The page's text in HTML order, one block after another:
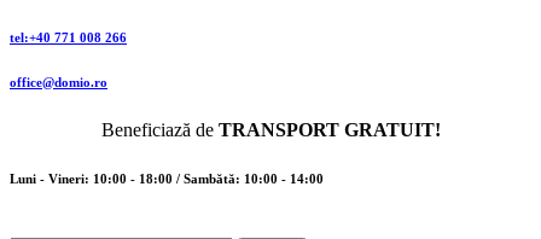
tel:+40 771 008 266
office@domio.ro
Beneficiază de TRANSPORT GRATUIT!
Luni - Vineri: 10:00 - 18:00 / Sambătă: 10:00 - 14:00